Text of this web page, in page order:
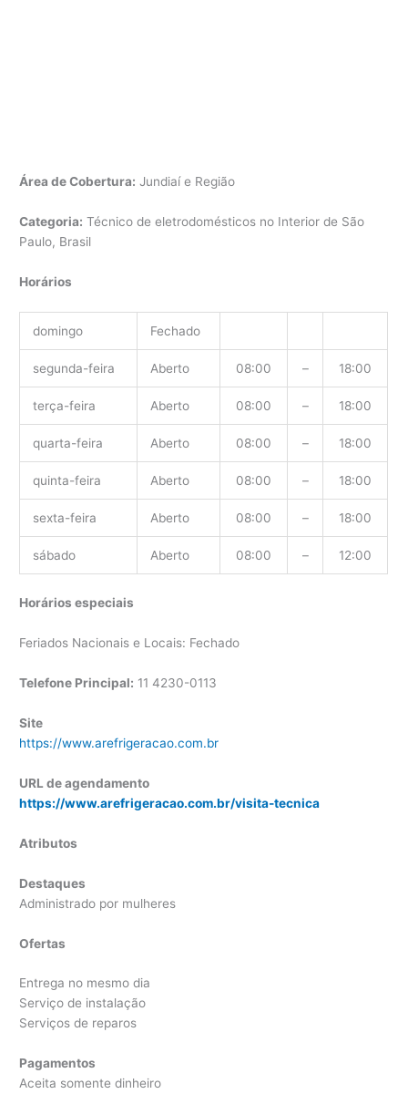
Área de Cobertura: Jundiaí e Região
Categoria: Técnico de eletrodomésticos no Interior de São
Paulo, Brasil
Horários
domingo Fechado
segunda-feira Aberto 08:00 – 18:00
terça-feira Aberto 08:00 – 18:00
quarta-feira Aberto 08:00 – 18:00
quinta-feira Aberto 08:00 – 18:00
sexta-feira Aberto 08:00 – 18:00
sábado Aberto 08:00 – 12:00
Horários especiais
Feriados Nacionais e Locais: Fechado
Telefone Principal: 114230-0113
Site
https://www.arefrigeracao.com.br
URL de agendamento
https://www.arefrigeracao.com.br/visita-tecnica
Atributos
Destaques
Administrado por mulheres
Ofertas
Entrega no mesmo dia
Serviço de instalação
Serviços de reparos
Pagamentos
Aceita somente dinheiro